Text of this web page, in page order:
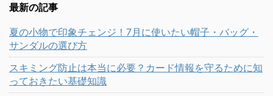
最新の記事
夏の小物で印象チェンジ！7月に使いたい帽子・バッグ・
サンダルの選び方
スキミング防止は本当に必要？カード情報を守るために知
っておきたい基礎知識